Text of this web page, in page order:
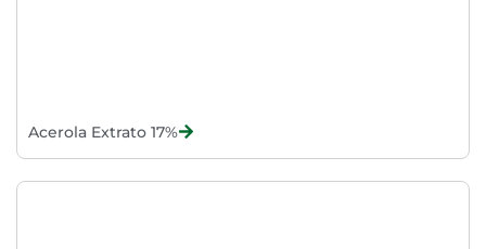
Acerola Extrato 17%